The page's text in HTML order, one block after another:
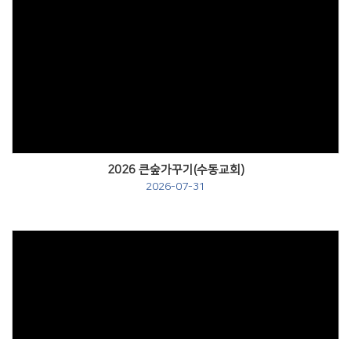
2026 큰숲가꾸기(수동교회)
2026-07-31